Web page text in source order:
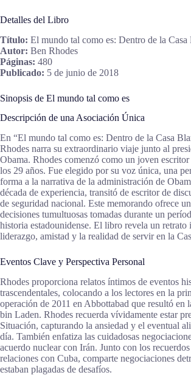
Detalles del Libro
Título: El mundo tal como es: Dentro de la Casa
Autor: Ben Rhodes
Páginas: 480
Publicado: 5 de junio de 2018
Sinopsis de El mundo tal como es
Descripción de una Asociación Única
En “El mundo tal como es: Dentro de la Casa
Rhodes narra su extraordinario viaje junto al
Obama. Rhodes comenzó como un joven escritor
los 29 años. Fue elegido por su voz única, una
forma a la narrativa de la administración de
década de experiencia, transitó de escritor de
de seguridad nacional. Este memorando ofrece
decisiones tumultuosas tomadas durante un
historia estadounidense. El libro revela un retrato
liderazgo, amistad y la realidad de servir en la
Eventos Clave y Perspectiva Personal
Rhodes proporciona relatos íntimos de eventos
trascendentales, colocando a los lectores en la
operación de 2011 en Abbottabad que resultó en
bin Laden. Rhodes recuerda vívidamente estar
Situación, capturando la ansiedad y el eventual
día. También enfatiza las cuidadosas
acuerdo nuclear con Irán. Junto con los
relaciones con Cuba, comparte negociaciones
estaban plagadas de desafíos.